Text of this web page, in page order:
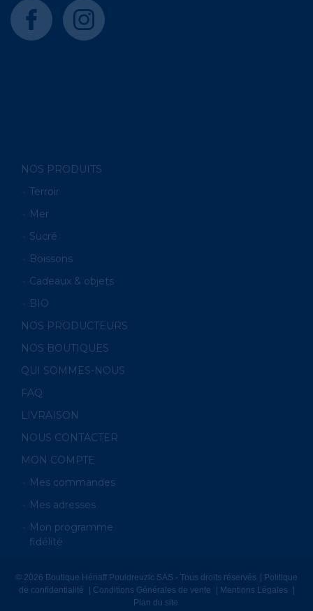
facebook instagram
NOS PRODUITS
Terroir
Mer
Sucré
Boissons
Cadeaux & objets
BIO
NOS PRODUCTEURS
NOS BOUTIQUES
QUI SOMMES-NOUS
FAQ
LIVRAISON
NOUS CONTACTER
MON COMPTE
Mes commandes
Mes adresses
Mon programme
fidélité
© 2026 Boutique Hénaff Pouldreuzic SAS - Tous droits réservés
Politique
de confidentialité
Conditions Générales de vente
Mentions Légales
Plan du site